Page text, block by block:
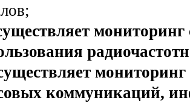
мониторинг
коммуникаций,